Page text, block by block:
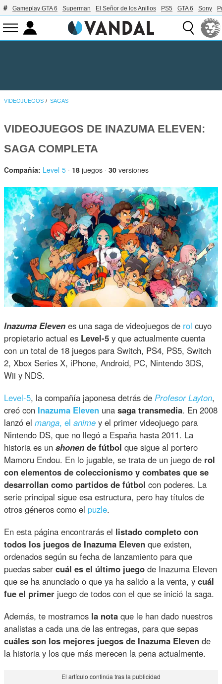
Gameplay GTA 6 Superman El Señor de los Anillos PS5 GTA 6 Sony
VIDEOJUEGOS SAGAS
VIDEOJUEGOS DE INAZUMA ELEVEN:
SAGA COMPLETA
Compañía: Level-5 · 18 juegos ·30 versiones
Inazuma Eleven es una saga de videojuegos de rol cuyo
propietario actual es Level-5 y que actualmente cuenta
con un total de 18 juegos para Switch, PS4, PS5, Switch
2, Xbox Series X, iPhone, Android, PC, Nintendo 3DS,
Wii y NDS.
Level-5, la compañía japonesa detrás deProfesor Layton,
creó con Inazuma Eleven unasaga transmedia. En 2008
lanzó elmanga, elanime y el primer videojuego para
Nintendo DS, que no llegó a España hasta 2011. La
historia es unshonen de fútbol que sigue al portero
Mamoru Endou. En lo jugable, se trata de un juego de rol
con elementos de coleccionismo y combates que se
desarrollan como partidos de fútbol con poderes. La
serie principal sigue esa estructura, pero hay títulos de
otros géneros como el puzle.
En esta página encontrarás el listado completo con
todos los juegos de Inazuma Eleven que existen,
ordenados según su fecha de lanzamiento para que
puedas sabercuál es el último juego de Inazuma Eleven
que se ha anunciado o que ya ha salido a la venta, ycuál
fue el primer juego de todos con el que se inició la saga.
Además, te mostramos la nota que le han dado nuestros
analistas a cada una de las entregas, para que sepas
cuáles son los mejores juegos de Inazuma Eleven de
la historia y los que más merecen la pena actualmente.